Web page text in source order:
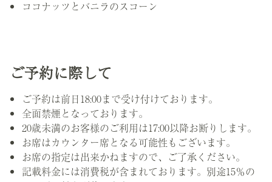
ココナッツとバニラのスコーン
ご予約に際して
ご予約は前日18:00まで受け付けております。
全面禁煙となっております。
20歳未満のお客様のご利用は17:00以降お断りします。
お席はカウンター席となる可能性もございます。
お席の指定は出来かねますので、ご了承ください。
記載料金には消費税が含まれております。別途15％の